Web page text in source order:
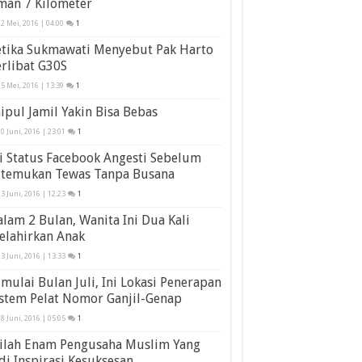
7 Kilometer
Mei, 2016 | 04:00 1
Sukmawati Menyebut Pak Harto
G30S
Mei, 2016 | 13:39 1
Jamil Yakin Bisa Bebas
Juni, 2016 | 23:01 1
Status Facebook Angesti Sebelum
Tewas Tanpa Busana
Juni, 2016 | 12:23 1
2 Bulan, Wanita Ini Dua Kali
Anak
Juni, 2016 | 13:33 1
Bulan Juli, Ini Lokasi Penerapan
Pelat Nomor Ganjil-Genap
Juni, 2016 | 05:05 1
Enam Pengusaha Muslim Yang